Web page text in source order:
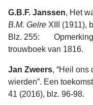
G.B.F. Janssen, Het
B.M. Gelre XIII (1911),
Blz. 255: Opmerking
trouwboek van 1816.
Jan Zweers, “Heil ons
wierden”. Een
41 (2016), blz. 96-98.